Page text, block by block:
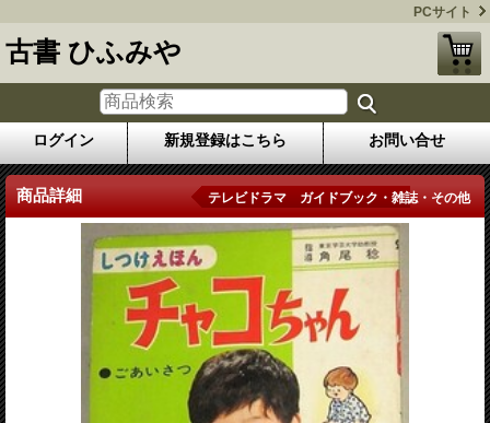
PCサイト
古書 ひふみや
ログイン 新規登録はこちら お問い合せ
商品詳細 テレビドラマ ガイドブック・雑誌・その他